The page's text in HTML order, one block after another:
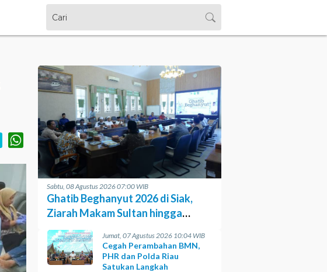
Sabtu, 08 Agustus 2026 07:00 WIB
Ghatib Beghanyut 2026 di Siak,
Ziarah Makam Sultan hingga
Prosesi di Sungai
Jumat, 07 Agustus 2026 10:04 WIB
Cegah Perambahan BMN,
PHR dan Polda Riau
Satukan Langkah